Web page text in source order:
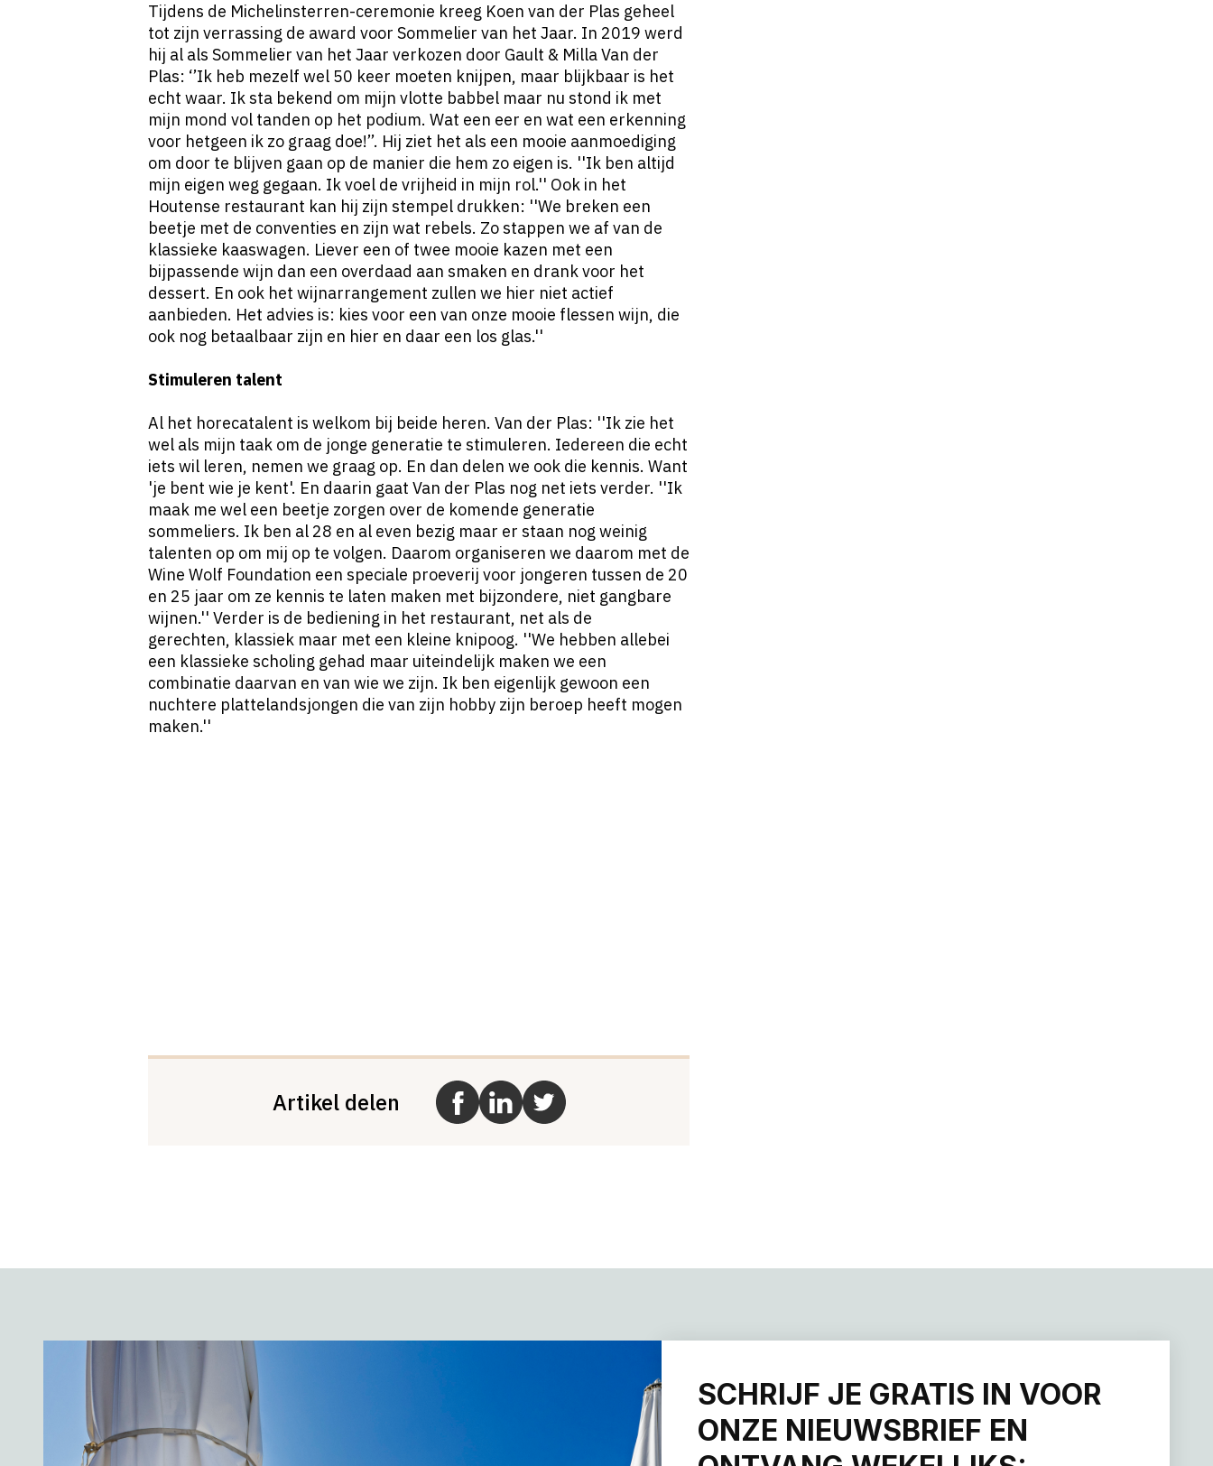
Tijdens de Michelinsterren-ceremonie kreeg Koen van der Plas geheel
tot zijn verrassing de award voor Sommelier van het Jaar. In 2019 werd
hij al als Sommelier van het Jaar verkozen door Gault & Milla Van der
Plas: ‘’Ik heb mezelf wel 50 keer moeten knijpen, maar blijkbaar is het
echt waar. Ik sta bekend om mijn vlotte babbel maar nu stond ik met
mijn mond vol tanden op het podium. Wat een eer en wat een erkenning
voor hetgeen ik zo graag doe!’’. Hij ziet het als een mooie aanmoediging
om door te blijven gaan op de manier die hem zo eigen is. ''Ik ben altijd
mijn eigen weg gegaan. Ik voel de vrijheid in mijn rol.'' Ook in het
Houtense restaurant kan hij zijn stempel drukken: ''We breken een
beetje met de conventies en zijn wat rebels. Zo stappen we af van de
klassieke kaaswagen. Liever een of twee mooie kazen met een
bijpassende wijn dan een overdaad aan smaken en drank voor het
dessert. En ook het wijnarrangement zullen we hier niet actief
aanbieden. Het advies is: kies voor een van onze mooie flessen wijn, die
ook nog betaalbaar zijn en hier en daar een los glas.''
Stimuleren talent
Al het horecatalent is welkom bij beide heren. Van der Plas: ''Ik zie het
wel als mijn taak om de jonge generatie te stimuleren. Iedereen die echt
iets wil leren, nemen we graag op. En dan delen we ook die kennis. Want
'je bent wie je kent'. En daarin gaat Van der Plas nog net iets verder. ''Ik
maak me wel een beetje zorgen over de komende generatie
sommeliers. Ik ben al 28 en al even bezig maar er staan nog weinig
talenten op om mij op te volgen. Daarom organiseren we daarom met de
Wine Wolf Foundation een speciale proeverij voor jongeren tussen de 20
en 25 jaar om ze kennis te laten maken met bijzondere, niet gangbare
wijnen.'' Verder is de bediening in het restaurant, net als de
gerechten, klassiek maar met een kleine knipoog. ''We hebben allebei
een klassieke scholing gehad maar uiteindelijk maken we een
combinatie daarvan en van wie we zijn. Ik ben eigenlijk gewoon een
nuchtere plattelandsjongen die van zijn hobby zijn beroep heeft mogen
maken.''
Artikel delen
SCHRIJF JE GRATIS IN VOOR
ONZE NIEUWSBRIEF EN